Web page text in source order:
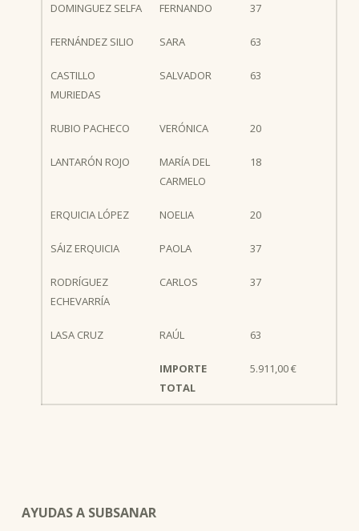
DOMINGUEZ SELFA FERNANDO 37
FERNÁNDEZ SILIO SARA 63
CASTILLO
MURIEDAS
SALVADOR 63
RUBIO PACHECO VERÓNICA 20
LANTARÓN ROJO
MARÍA DEL
CARMELO
18
ERQUICIA LÓPEZ NOELIA 20
SÁIZ ERQUICIA PAOLA 37
RODRÍGUEZ
ECHEVARRÍA
CARLOS 37
LASA CRUZ RAÚL 63
IMPORTE
TOTAL
5.911,00 €
AYUDAS A SUBSANAR